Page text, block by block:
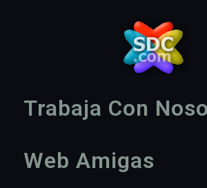
Trabaja Con
Web Amigas